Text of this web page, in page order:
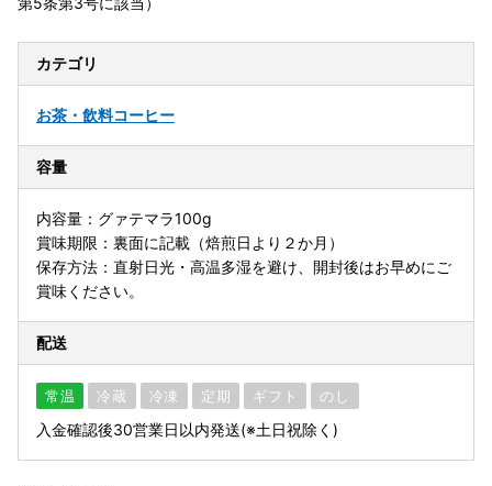
カテゴリ
お茶・飲料コーヒー
容量
内容量：グァテマラ100g
賞味期限：裏面に記載（焙煎日より２か月）
保存方法：直射日光・高温多湿を避け、開封後はお早めにご
賞味ください。
配送
常温 冷蔵 冷凍 定期 ギフト のし
入金確認後30営業日以内発送(※土日祝除く)